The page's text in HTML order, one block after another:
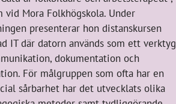
vid Mora Folkhögskola. Under
presenterar hon distanskursen
IT där datorn används som ett verktyg
dokumentation och
För målgruppen som ofta har en
sårbarhet har det utvecklats olika